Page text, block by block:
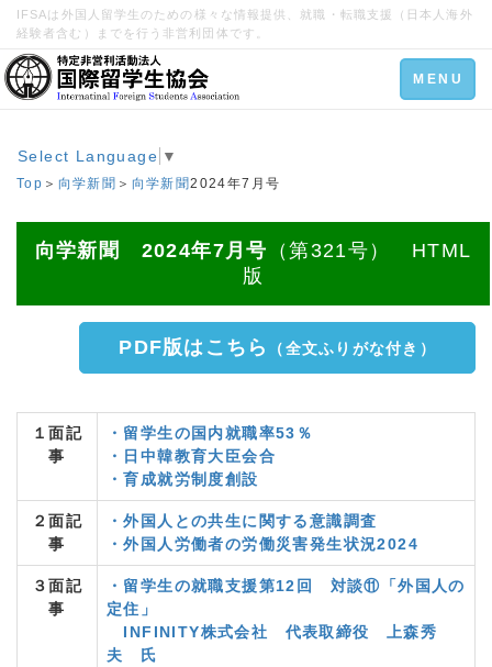
IFSAは外国人留学生のための様々な情報提供、就職・転職支援（日本人海外
経験者含む）までを行う非営利団体です。
Toggle
navigation
MENU
Select Language ▼
Top ＞ 向学新聞 ＞ 向学新聞2024年7月号
向学新聞 2024年7月号 （第321号） HTML
版
PDF版はこちら （全文ふりがな付き）
１面記
事
・留学生の国内就職率53％
・日中韓教育大臣会合
・育成就労制度創設
２面記
事
・外国人との共生に関する意識調査
・外国人労働者の労働災害発生状況2024
３面記
事
・留学生の就職支援第12回 対談⑪「外国人の
定住」
INFINITY株式会社 代表取締役 上森秀
夫 氏